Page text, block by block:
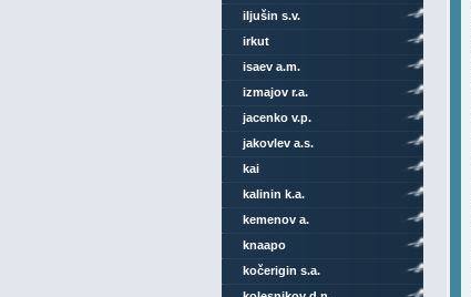
iljušin s.v.
irkut
isaev a.m.
izmajov r.a.
jacenko v.p.
jakovlev a.s.
kai
kalinin k.a.
kemenov a.
knaapo
kočerigin s.a.